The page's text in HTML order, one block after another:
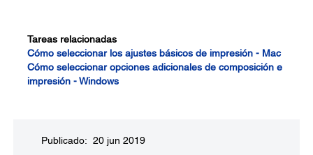
Tareas relacionadas
Cómo seleccionar los ajustes básicos de impresión - Mac
Cómo seleccionar opciones adicionales de composición e
impresión - Windows
Publicado: 20 jun 2019